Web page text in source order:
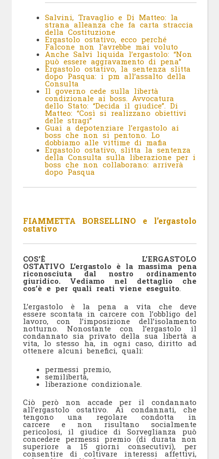
Salvini, Travaglio e Di Matteo: la
strana alleanza che fa carta straccia
della Costituzione
Ergastolo ostativo, ecco perché
Falcone non l’avrebbe mai voluto
Anche Salvi liquida l’ergastolo: “Non
può essere aggravamento di pena”
Ergastolo ostativo, la sentenza slitta
dopo Pasqua: i pm all’assalto della
Consulta
Il governo cede sulla libertà
condizionale ai boss. Avvocatura
dello Stato: “Decida il giudice”. Di
Matteo: “Così si realizzano obiettivi
delle stragi”
Guai a depotenziare l’ergastolo ai
boss che non si pentono. Lo
dobbiamo alle vittime di mafia
Ergastolo ostativo, slitta la sentenza
della Consulta sulla liberazione per i
boss che non collaborano: arriverà
dopo Pasqua
FIAMMETTA BORSELLINO e l’ergastolo
ostativo
COS’È L’ERGASTOLO
OSTATIVO L’ergastolo è la massima pena
riconosciuta dal nostro ordinamento
giuridico. Vediamo nel dettaglio che
cos’è e per quali reati viene eseguito
L’ergastolo è la pena a vita che deve
essere scontata in carcere con l’obbligo del
lavoro, con l’imposizione dell’isolamento
notturno. Nonostante con l’ergastolo il
condannato sia privato della sua libertà a
vita, lo stesso ha, in ogni caso, diritto ad
ottenere alcuni benefici, quali:
permessi premio,
semilibertà,
liberazione condizionale.
Ciò però non accade per il condannato
all’ergastolo ostativo. Ai condannati, che
tengono una regolare condotta in
carcere e non risultano socialmente
pericolosi, il giudice di Sorveglianza può
concedere permessi premio (di durata non
superiore a 15 giorni consecutivi), per
consentire di coltivare interessi affettivi,